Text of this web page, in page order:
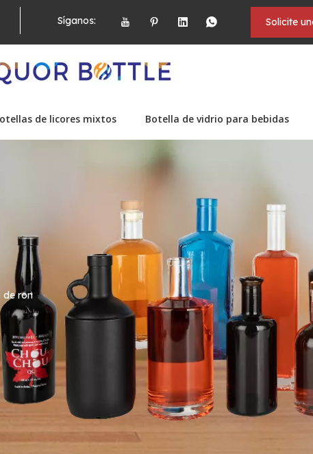
Síganos: Solicite
de licores mixtos Botella de vidrio para bebidas
de ron